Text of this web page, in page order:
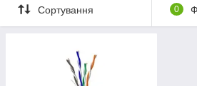
Сортування 0